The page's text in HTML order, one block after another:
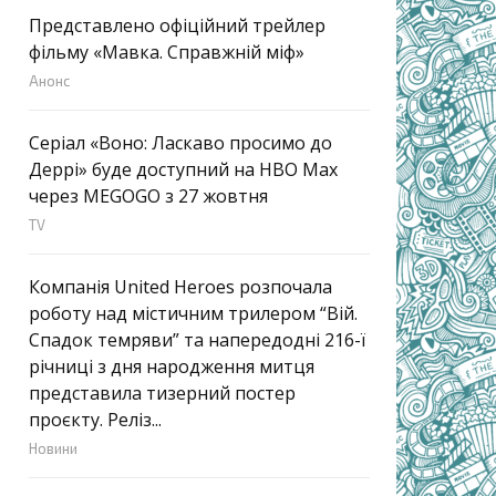
Представлено офіційний трейлер
фільму «Мавка. Справжній міф»
Анонс
Серіал «Воно: Ласкаво просимо до
Деррі» буде доступний на HBO Max
через MEGOGO з 27 жовтня
TV
Компанія United Heroes розпочала
роботу над містичним трилером “Вій.
Спадок темряви” та напередодні 216-ї
річниці з дня народження митця
представила тизерний постер
проєкту. Реліз...
Новини